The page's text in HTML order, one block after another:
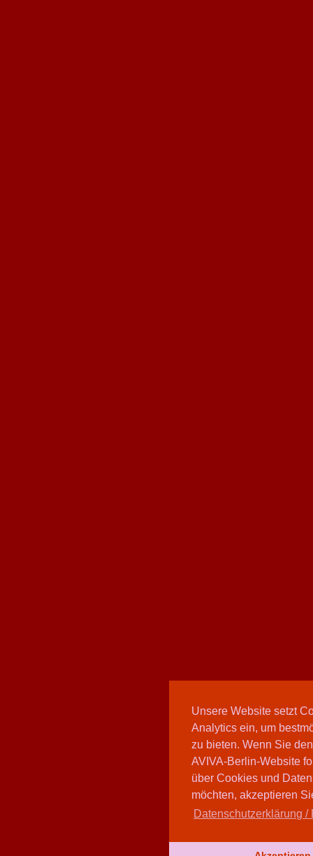
Unsere Website setzt
Analytics ein, um
zu bieten. Wenn Sie
AVIVA-Berlin-Website
über Cookies und
möchten, akzeptieren
Datenschutzerklärung /